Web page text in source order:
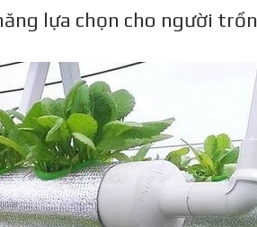
lựa chọn cho người